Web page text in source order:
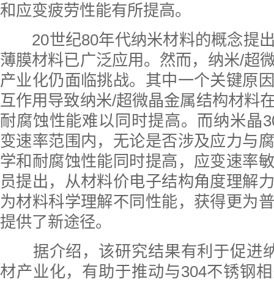
和应变疲劳性能有所提高。
20世纪80年代纳米材料的概念提
薄膜材料已广泛应用。然而，纳米/超
产业化仍面临挑战。其中一个关键原
互作用导致纳米/超微晶金属结构材料
耐腐蚀性能难以同时提高。而纳米晶
变速率范围内，无论是否涉及应力与
学和耐腐蚀性能同时提高，应变速率
员提出，从材料价电子结构角度理解
为材料科学理解不同性能，获得更为
提供了新途径。
据介绍，该研究结果有利于促进
材产业化，有助于推动与304不锈钢